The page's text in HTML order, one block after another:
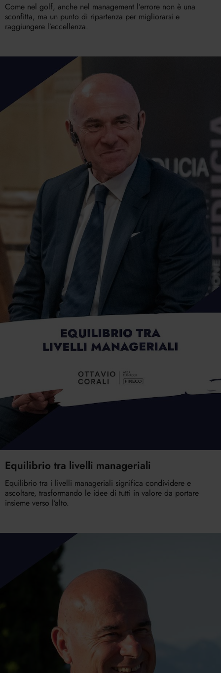
Come nel golf, anche nel management l’errore non è una
sconfitta, ma un punto di ripartenza per migliorarsi e
raggiungere l’eccellenza.
Equilibrio tra livelli manageriali
Equilibrio tra i livelli manageriali significa condividere e
ascoltare, trasformando le idee di tutti in valore da portare
insieme verso l’alto.